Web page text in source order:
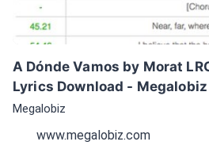
A Dónde Vamos by Morat
Lyrics Download - Megalobiz
Megalobiz
www.megalobiz.com